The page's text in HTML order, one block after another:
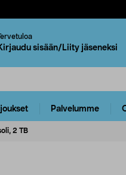
sisään/Liity jäseneksi
Palvelumme
2 TB